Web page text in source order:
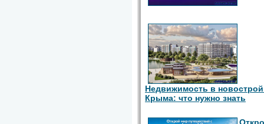
Недвижимость в
Крыма: что нужно знать